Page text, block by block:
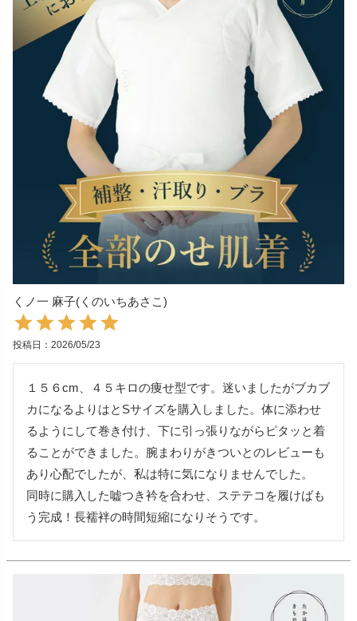
くノ一 麻子(くのいちあさこ)
投稿日 2026/05/23
１５６cm、４５キロの痩せ型です。迷いましたがブカブ
カになるよりはとSサイズを購入しました。体に添わせ
るようにして巻き付け、下に引っ張りながらピタッと着
ることができました。腕まわりがきついとのレビューも
あり心配でしたが、私は特に気になりませんでした。
同時に購入した嘘つき衿を合わせ、ステテコを履けばも
う完成！長襦袢の時間短縮になりそうです。